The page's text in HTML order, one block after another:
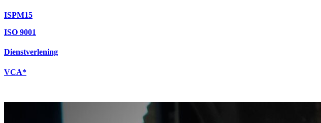
ISPM15
ISO 9001
Dienstverlening
VCA*